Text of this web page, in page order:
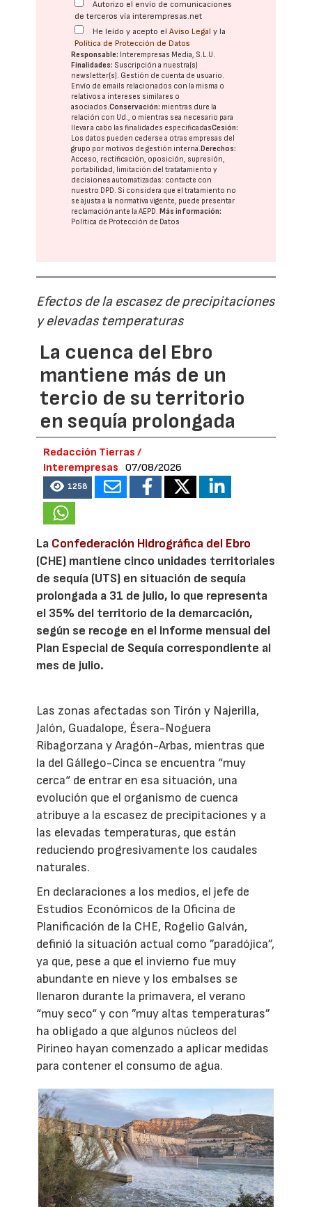
Autorizo el envío de comunicaciones
de terceros vía interempresas.net
He leído y acepto elAviso Legal y la
Política de Protección de Datos
Responsable: Interempresas Media, S.L.U.
Finalidades: Suscripción a nuestra(s)
newsletter(s). Gestión de cuenta de usuario.
Envío de emails relacionados con la misma o
relativos a intereses similares o
asociados.Conservación: mientras dure la
relación con Ud., o mientras sea necesario para
llevar a cabo las finalidades especificadasCesión:
Los datos pueden cederse a otras empresas del
grupo por motivos de gestión interna.Derechos:
Acceso, rectificación, oposición, supresión,
portabilidad, limitación del tratatamiento y
decisiones automatizadas: contacte con
nuestro DPD. Si considera que el tratamiento no
se ajusta a la normativa vigente, puede presentar
reclamación ante laAEPD.Más información:
Política de Protección de Datos
Efectos de la escasez de precipitaciones
y elevadas temperaturas
La cuenca del Ebro
mantiene más de un
tercio de su territorio
en sequía prolongada
Redacción Tierras /
Interempresas
07/08/2026
1258
La Confederación Hidrográfica del Ebro
(CHE) mantiene cinco unidades territoriales
de sequía (UTS) en situación de sequía
prolongada a 31 de julio, lo que representa
el 35% del territorio de la demarcación,
según se recoge en el informe mensual del
Plan Especial de Sequía correspondiente al
mes de julio.
Las zonas afectadas son Tirón y Najerilla,
Jalón, Guadalope, Ésera-Noguera
Ribagorzana y Aragón-Arbas, mientras que
la del Gállego-Cinca se encuentra “muy
cerca“ de entrar en esa situación, una
evolución que el organismo de cuenca
atribuye a la escasez de precipitaciones y a
las elevadas temperaturas, que están
reduciendo progresivamente los caudales
naturales.
En declaraciones a los medios, el jefe de
Estudios Económicos de la Oficina de
Planificación de la CHE, Rogelio Galván,
definió la situación actual como ”paradójica”,
ya que, pese a que el invierno fue muy
abundante en nieve y los embalses se
llenaron durante la primavera, el verano
“muy seco“ y con ”muy altas temperaturas”
ha obligado a que algunos núcleos del
Pirineo hayan comenzado a aplicar medidas
para contener el consumo de agua.